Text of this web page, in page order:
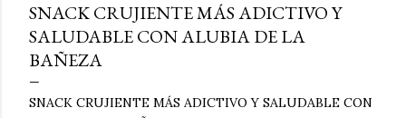
SNACK CRUJIENTE MÁS ADICTIVO Y
SALUDABLE CON ALUBIA DE LA
BAÑEZA
SNACK CRUJIENTE MÁS ADICTIVO Y SALUDABLE CON